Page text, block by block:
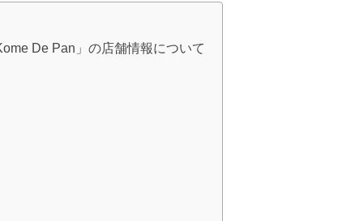
De Pan」の店舗情報について